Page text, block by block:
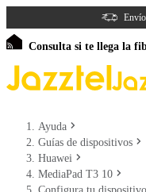
Consulta si te llega la
Ayuda
Guías de dispositivos
Huawei
MediaPad T3 10